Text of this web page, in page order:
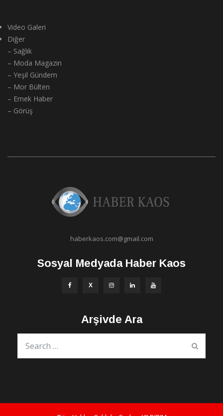
Video Galeri
Diğer
– Sağlık
– Moda Magazin
– Yeşil Gündem
– Mor Bülten
– Emek Haber
– Görüş
haberkaos.com@gmail.com
Sosyal Medyada Haber Kaos
Arşivde Ara